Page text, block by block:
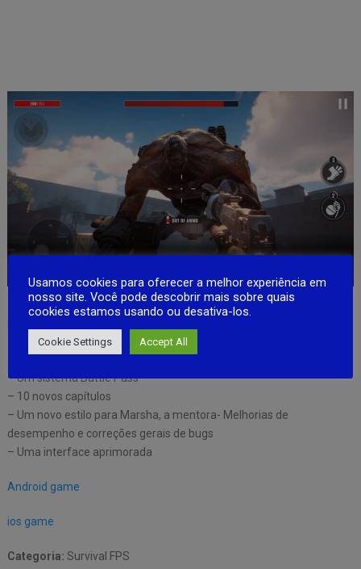
– Um novo herói, Kana Kutsuki, com habilidades especiais
– Um menu de herói
– Um sistema Battle Pass
– 10 novos capítulos
– Um novo estilo para Marsha, a mentora- Melhorias de
desempenho e correções gerais de bugs
– Uma interface aprimorada
Android game
ios game
Categoria: Survival FPS
Usamos cookies para oferecer a melhor experiência em
nosso site. Você pode descobrir mais sobre quais
cookies estamos usando ou desativa-los.
Cookie Settings Accept All